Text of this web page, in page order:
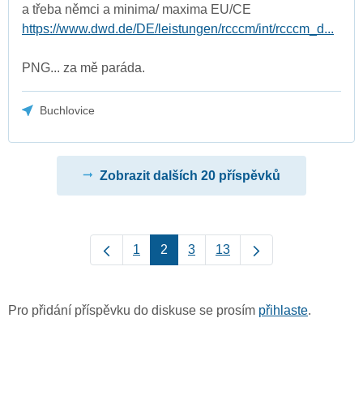
a třeba němci a minima/ maxima EU/CE
https://www.dwd.de/DE/leistungen/rcccm/int/rcccm_d...
PNG... za mě paráda.
Buchlovice
Zobrazit dalších 20 příspěvků
1 2 3 13
Pro přidání příspěvku do diskuse se prosím přihlaste.